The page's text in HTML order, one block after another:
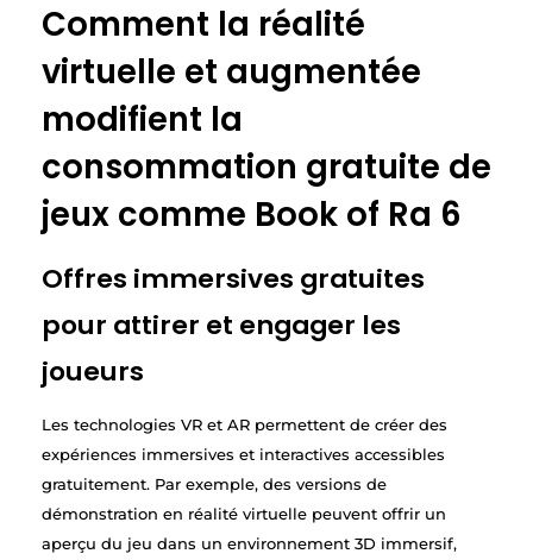
Comment la réalité
virtuelle et augmentée
modifient la
consommation gratuite de
jeux comme Book of Ra 6
Offres immersives gratuites
pour attirer et engager les
joueurs
Les technologies VR et AR permettent de créer des
expériences immersives et interactives accessibles
gratuitement. Par exemple, des versions de
démonstration en réalité virtuelle peuvent offrir un
aperçu du jeu dans un environnement 3D immersif,